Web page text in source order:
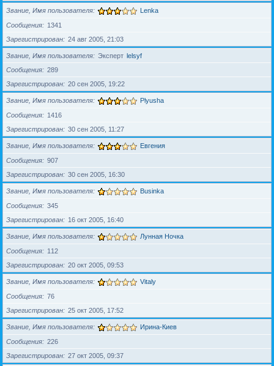
Звание, Имя пользователя Lenka
Сообщения
1341
Зарегистрирован
24 авг 2005, 21:03
Звание, Имя пользователя Эксперт lelsyf
Сообщения
289
Зарегистрирован
20 сен 2005, 19:22
Звание, Имя пользователя Plyusha
Сообщения
1416
Зарегистрирован
30 сен 2005, 11:27
Звание, Имя пользователя Евгения
Сообщения
907
Зарегистрирован
30 сен 2005, 16:30
Звание, Имя пользователя Businka
Сообщения
345
Зарегистрирован
16 окт 2005, 16:40
Звание, Имя пользователя Лунная Ночка
Сообщения
112
Зарегистрирован
20 окт 2005, 09:53
Звание, Имя пользователя Vitaly
Сообщения
76
Зарегистрирован
25 окт 2005, 17:52
Звание, Имя пользователя Ирина-Киев
Сообщения
226
Зарегистрирован
27 окт 2005, 09:37